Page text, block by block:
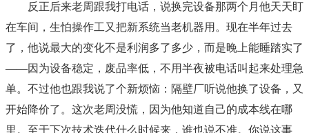
反正后来老周跟我打电话，说换完设备那两个月他天天盯
在车间，生怕操作工又把新系统当老机器用。现在半年过去
了，他说最大的变化不是利润多了多少，而是晚上能睡踏实了
——因为设备稳定，废品率低，不用半夜被电话叫起来处理急
单。不过他也跟我说了个新烦恼：隔壁厂听说他换了设备，又
开始降价了。这次老周没慌，因为他知道自己的成本线在哪
里。至于下次技术迭代什么时候来，谁也说不准。你说这事